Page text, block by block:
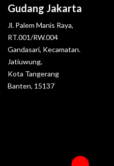
Gudang Jakarta
Jl. Palem Manis Raya,
RT.001/RW.004
Gandasari, Kecamatan.
Jatiuwung,
Kota Tangerang
Banten, 15137